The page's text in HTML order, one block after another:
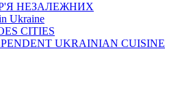
НЕЗАЛЕЖНИХ
Ukraine
CITIES
UKRAINIAN CUISINE